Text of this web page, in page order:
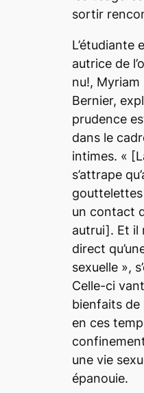
sortir
L’étudiante
autrice de
nu!, Myriam
Bernier,
prudence
dans le
intimes. «
s’attrape
gouttelettes
un contact
autrui]. Et il
direct
sexuelle»,
Celle-ci
bienfaits de
en ces
une vie
épanouie.